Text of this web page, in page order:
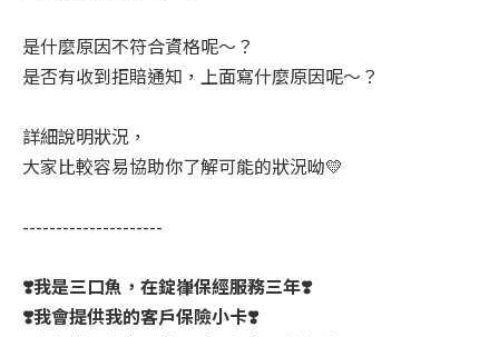
是什麼原因不符合資格呢～？
是否有收到拒賠通知，上面寫什麼原因呢～？
詳細說明狀況，
大家比較容易協助你了解可能的狀況呦💛
---------------------
❣️我是三口魚，在錠嵂保經服務三年❣️
❣️我會提供我的客戶保險小卡❣️